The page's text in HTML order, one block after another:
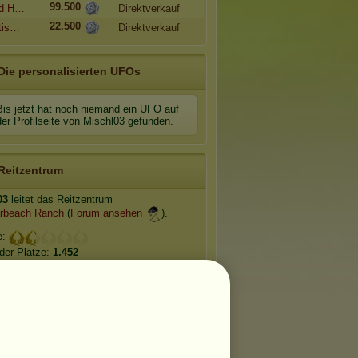
H…
99.500
Direktverkauf
22.500 Direktverkauf
personalisierten UFOs
jetzt hat noch niemand ein UFO auf
Profilseite von Mischl03 gefunden.
leitet das Reitzentrum
Ranch (Forum ansehen
).
Plätze: 1.452
Plätze:78